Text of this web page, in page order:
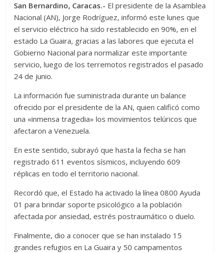
San Bernardino, Caracas.- El presidente de la Asamblea
Nacional (AN), Jorge Rodríguez, informó este lunes que
el servicio eléctrico ha sido restablecido en 90%, en el
estado La Guaira, gracias a las labores que ejecuta el
Gobierno Nacional para normalizar este importante
servicio, luego de los terremotos registrados el pasado
24 de junio.
La información fue suministrada durante un balance
ofrecido por el presidente de la AN, quien calificó como
una «inmensa tragedia» los movimientos telúricos que
afectaron a Venezuela.
En este sentido, subrayó que hasta la fecha se han
registrado 611 eventos sísmicos, incluyendo 609
réplicas en todo el territorio nacional.
Recordó que, el Estado ha activado la línea 0800 Ayuda
01 para brindar soporte psicológico a la población
afectada por ansiedad, estrés postraumático o duelo.
Finalmente, dio a conocer que se han instalado 15
grandes refugios en La Guaira y 50 campamentos